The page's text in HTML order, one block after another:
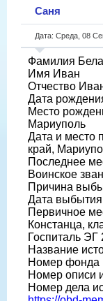
Саня
Дата: Среда, 08
Фамилия
Имя Иван
Отчество
Дата
Место
Мариуполь
Дата и место
край,
Последнее
Воинское
Причина
Дата
Первичное
Констанца,
Госпиталь ЭГ
Название
Номер фонда
Номер описи
Номер дела